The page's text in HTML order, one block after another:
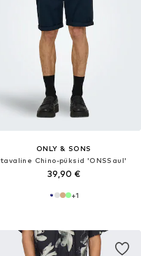
ONLY & SONS
tavaline Chino-püksid 'ONSSaul'
39,90 €
+1